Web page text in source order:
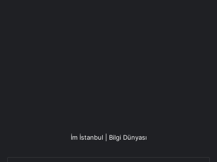
İm İstanbul | Bilgi Dünyası